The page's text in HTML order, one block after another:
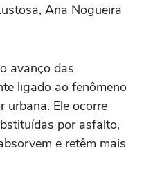
Ana Nogueira
avanço das
ligado ao fenômeno
urbana. Ele ocorre
por asfalto,
e retêm mais